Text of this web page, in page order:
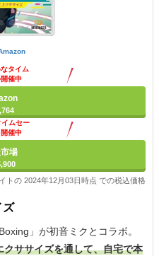
タイム
催中
ムセー
催中
場
トの 2024年12月03日時点 での税込価格
ズ
」が初音ミクとコラボ。
ササイズを通して、自宅で本